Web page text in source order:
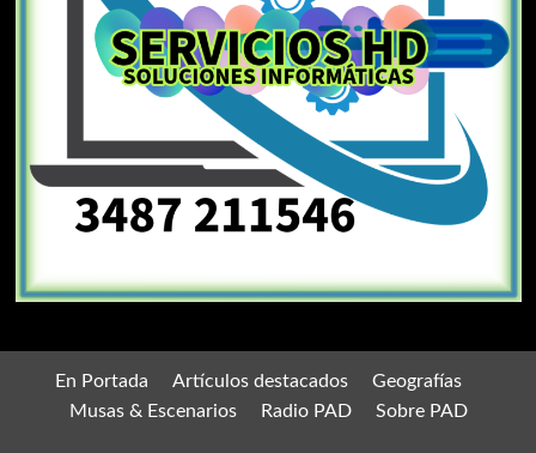
En Portada Artículos destacados
Geografías
Musas & Escenarios
Radio PAD Sobre PAD